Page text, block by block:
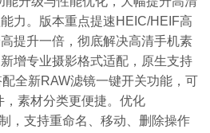
力。版本重点提速HEIC/HEIF高
提升一倍，彻底解决高清手机素
增专业摄影格式适配，原生支持
全新RAW滤镜一键开关功能，可
素材分类更便捷。优化
，支持重命名、移动、删除操作